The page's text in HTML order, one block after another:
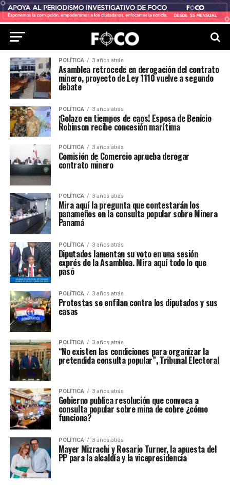
POLÍTICA 3 años atrás
Asamblea retrocede en derogación del contrato
minero, proyecto de Ley 1110 vuelve a segundo
debate
POLÍTICA 3 años atrás
¡Golazo en tiempos de caos! Esposa de Benicio
Robinson recibe concesión marítima
POLÍTICA 3 años atrás
Comisión de Comercio aprueba derogar
contrato minero
POLÍTICA 3 años atrás
Mira aquí la pregunta que contestarán los
panameños en la consulta popular sobre Minera
Panamá
POLÍTICA 3 años atrás
Diputados lamentan su voto en una sesión
exprés de la Asamblea. Mira aquí todo lo que
pasó
POLÍTICA 3 años atrás
Protestas se enfilan contra los diputados y sus
casas
POLÍTICA 3 años atrás
“No existen las condiciones para organizar la
pretendida consulta popular”, Tribunal Electoral
POLÍTICA 3 años atrás
Gobierno publica resolución que convoca a
consulta popular sobre mina de cobre ¿cómo
funciona?
POLÍTICA 3 años atrás
Mayer Mizrachi y Rosario Turner, la apuesta del
PP para la alcaldía y la vicepresidencia